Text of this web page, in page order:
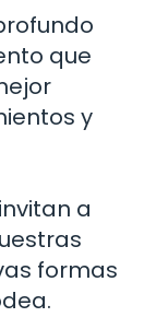
que
y
a
formas